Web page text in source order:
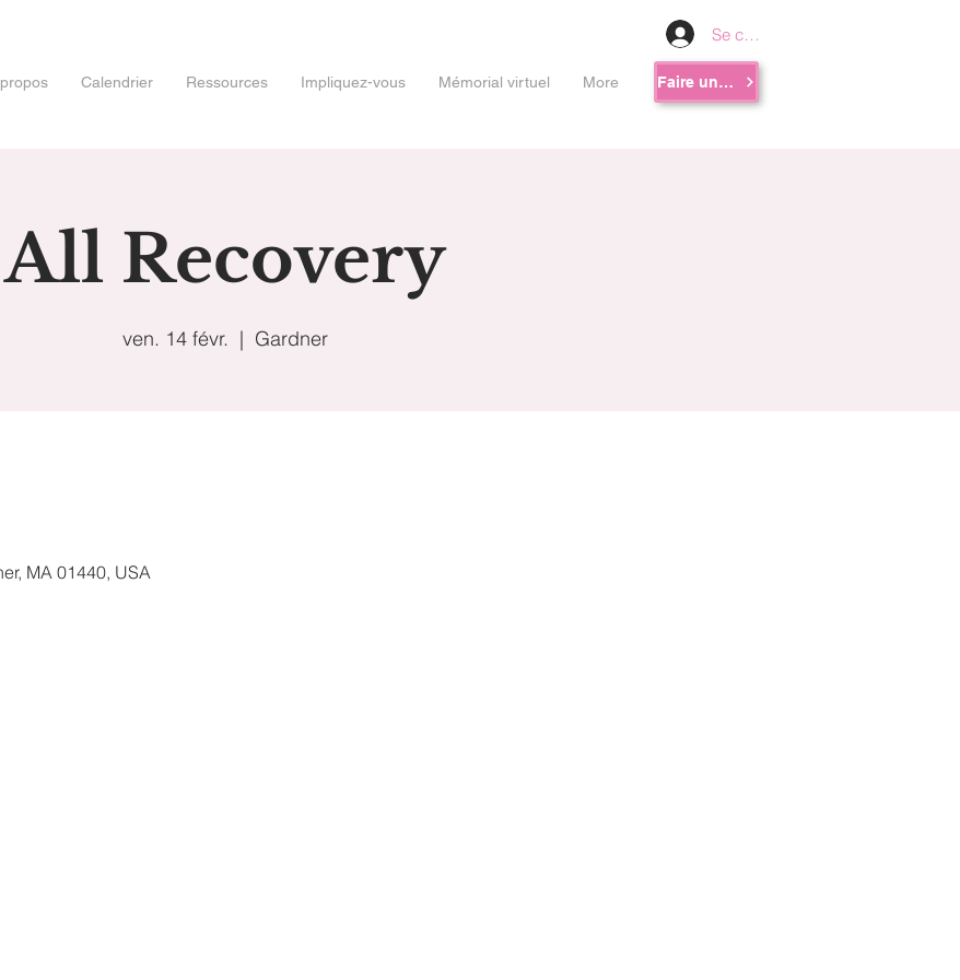
Se connecter
Calendrier Ressources Impliquez-vous Mémorial virtuel More Faire un don
All Recovery
ven. 14 févr.
  |
Gardner
MA 01440, USA